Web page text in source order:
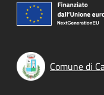
Comune di